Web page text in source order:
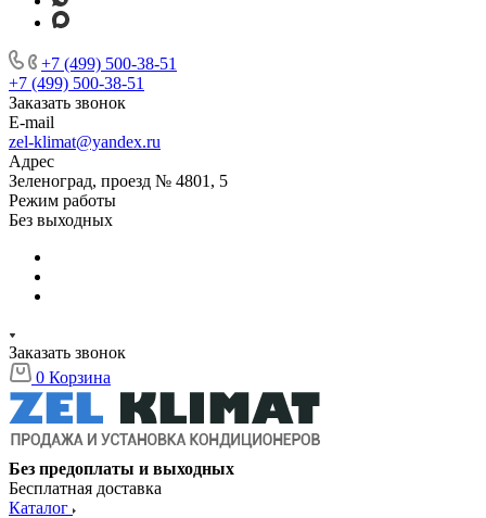
+7 (499) 500-38-51
+7 (499) 500-38-51
Заказать звонок
E-mail
zel-klimat@yandex.ru
Адрес
Зеленоград, проезд № 4801, 5
Режим работы
Без выходных
Заказать звонок
0 Корзина
Без предоплаты и выходных
Бесплатная доставка
Каталог